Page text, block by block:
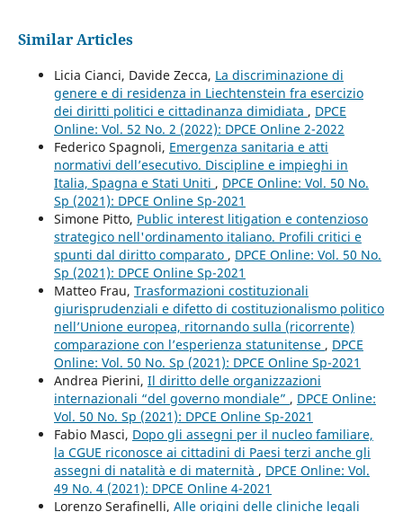
Similar Articles
Licia Cianci, Davide Zecca, La discriminazione di
genere e di residenza in Liechtenstein fra esercizio
dei diritti politici e cittadinanza dimidiata , DPCE
Online: Vol. 52 No. 2 (2022): DPCE Online 2-2022
Federico Spagnoli, Emergenza sanitaria e atti
normativi dell’esecutivo. Discipline e impieghi in
Italia, Spagna e Stati Uniti , DPCE Online: Vol. 50 No.
Sp (2021): DPCE Online Sp-2021
Simone Pitto, Public interest litigation e contenzioso
strategico nell'ordinamento italiano. Profili critici e
spunti dal diritto comparato , DPCE Online: Vol. 50 No.
Sp (2021): DPCE Online Sp-2021
Matteo Frau, Trasformazioni costituzionali
giurisprudenziali e difetto di costituzionalismo politico
nell’Unione europea, ritornando sulla (ricorrente)
comparazione con l’esperienza statunitense , DPCE
Online: Vol. 50 No. Sp (2021): DPCE Online Sp-2021
Andrea Pierini, Il diritto delle organizzazioni
internazionali “del governo mondiale” , DPCE Online:
Vol. 50 No. Sp (2021): DPCE Online Sp-2021
Fabio Masci, Dopo gli assegni per il nucleo familiare,
la CGUE riconosce ai cittadini di Paesi terzi anche gli
assegni di natalità e di maternità , DPCE Online: Vol.
49 No. 4 (2021): DPCE Online 4-2021
Lorenzo Serafinelli, Alle origini delle cliniche legali